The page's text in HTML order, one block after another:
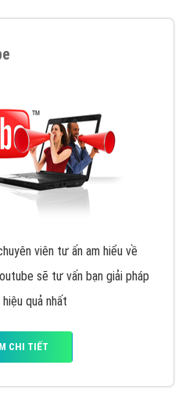
viên tư ấn am hiểu về
sẽ tư vấn bạn giải pháp
quả nhất
CHI TIẾT